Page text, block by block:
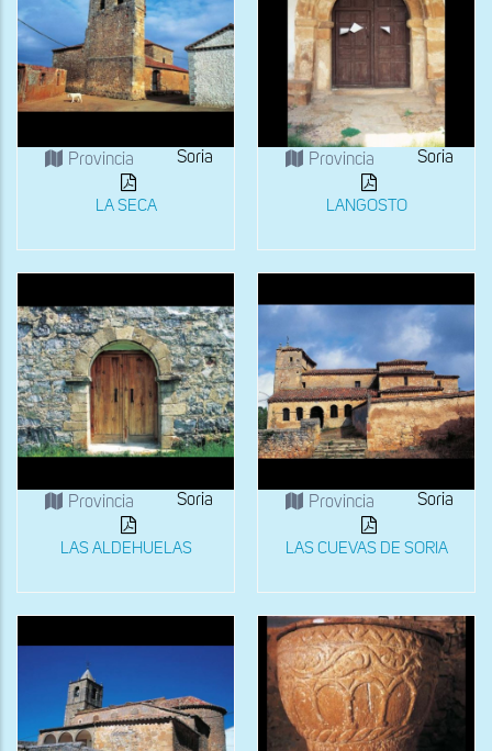
Provincia Soria
LA SECA
Provincia Soria
LANGOSTO
Provincia Soria
LAS ALDEHUELAS
Provincia Soria
LAS CUEVAS DE SORIA